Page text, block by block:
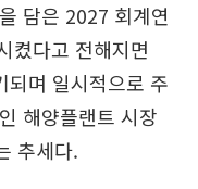
담은 2027 회계연
켰다고 전해지면
되며 일시적으로 주
해양플랜트 시장
추세다.